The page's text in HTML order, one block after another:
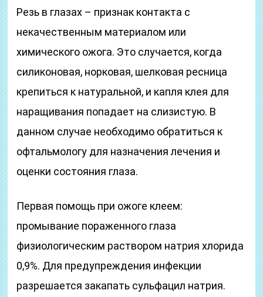
Резь в глазах – признак контакта с
некачественным материалом или
химического ожога. Это случается, когда
силиконовая, норковая, шелковая ресница
крепиться к натуральной, и капля клея для
наращивания попадает на слизистую. В
данном случае необходимо обратиться к
офтальмологу для назначения лечения и
оценки состояния глаза.
Первая помощь при ожоге клеем:
промывание пораженного глаза
физиологическим раствором натрия хлорида
0,9%. Для предупреждения инфекции
разрешается закапать сульфацил натрия.